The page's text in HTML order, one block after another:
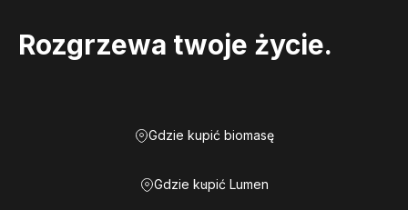
Rozgrzewa twoje życie.
Gdzie kupić biomasę
Gdzie kupić Lumen